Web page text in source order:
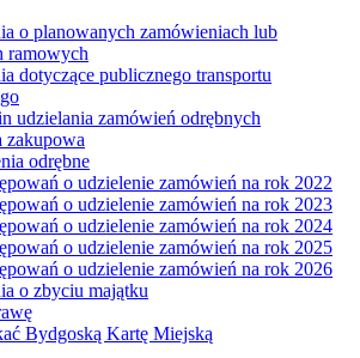
o planowanych zamówieniach lub
ramowych
dotyczące publicznego transportu
udzielania zamówień odrębnych
zakupowa
odrębne
o udzielenie zamówień na rok 2022
o udzielenie zamówień na rok 2023
o udzielenie zamówień na rok 2024
o udzielenie zamówień na rok 2025
o udzielenie zamówień na rok 2026
o zbyciu majątku
Bydgoską Kartę Miejską